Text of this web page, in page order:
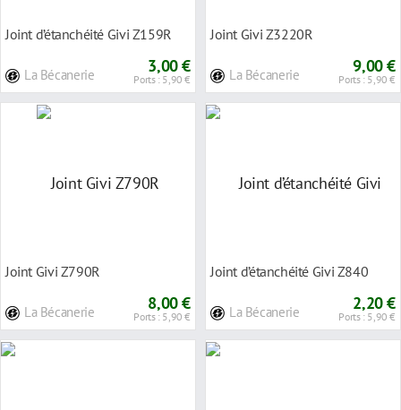
Joint d’étanchéité Givi Z159R
La Bécanerie 3,00 €
Ports : 5,90 €
Joint Givi Z3220R
La Bécanerie 9,00 €
Ports : 5,90 €
Joint Givi Z790R
La Bécanerie 8,00 €
Ports : 5,90 €
Joint d’étanchéité Givi Z840
La Bécanerie 2,20 €
Ports : 5,90 €